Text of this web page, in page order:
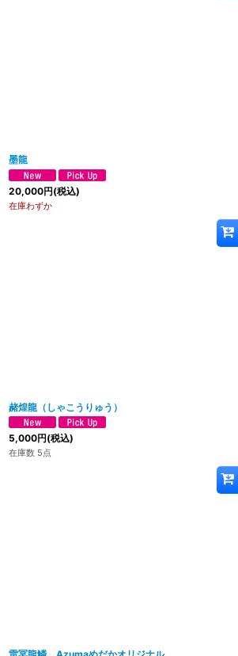
墨龍
20,000円(税込)
在庫わずか
赭煌龍（しゃこうりゅう）
5,000円(税込)
在庫数 5点